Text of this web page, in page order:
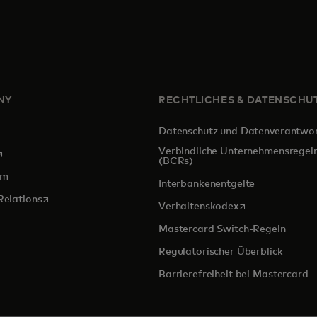
in einer neuen Registerkarte geöffnet
wird in einer neuen Registerkarte geöffnet
RECHTLICHES &
Datenschutz und
Verbindliche
(BCRs)
Interbankenentgelte
Verhaltenskodexwird in einer
Mastercard Switch-Regeln
Regulatorischer Überblick
Barrierefreiheit bei Mastercard